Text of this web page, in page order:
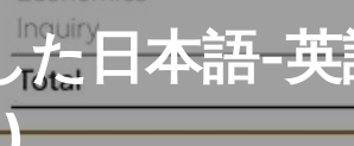
た日本語-